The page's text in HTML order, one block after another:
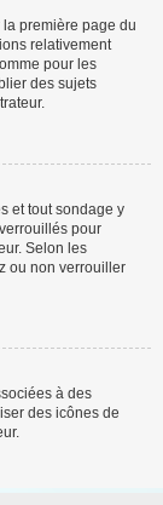
première page du
relativement
pour les
des sujets
et tout sondage y
pour
Selon les
ou non verrouiller
à des
des icônes de